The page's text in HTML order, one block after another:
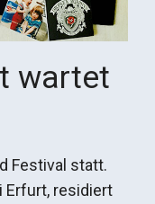
wartet
Festival statt.
Erfurt, residiert